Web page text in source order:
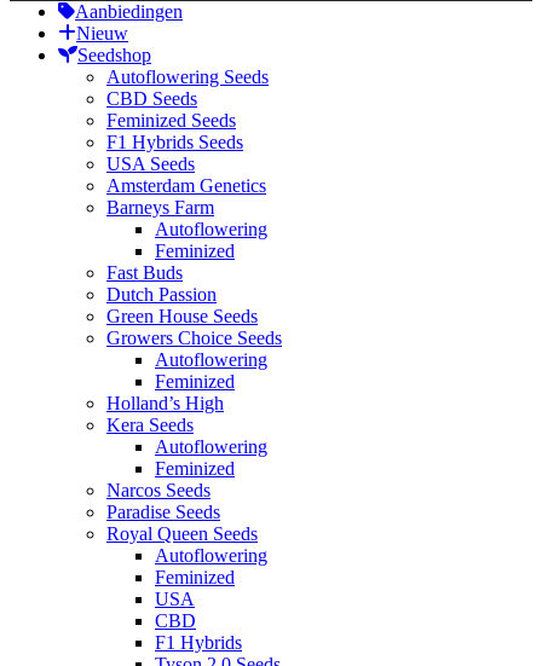
Aanbiedingen
Nieuw
Seedshop
Autoflowering Seeds
CBD Seeds
Feminized Seeds
F1 Hybrids Seeds
USA Seeds
Amsterdam Genetics
Barneys Farm
Autoflowering
Feminized
Fast Buds
Dutch Passion
Green House Seeds
Growers Choice Seeds
Autoflowering
Feminized
Holland’s High
Kera Seeds
Autoflowering
Feminized
Narcos Seeds
Paradise Seeds
Royal Queen Seeds
Autoflowering
Feminized
USA
CBD
F1 Hybrids